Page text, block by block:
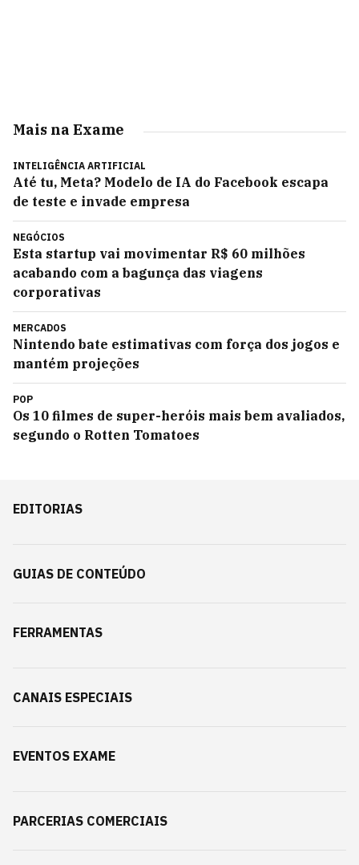
Mais na Exame
INTELIGÊNCIA ARTIFICIAL
Até tu, Meta? Modelo de IA do Facebook escapa
de teste e invade empresa
NEGÓCIOS
Esta startup vai movimentar R$ 60 milhões
acabando com a bagunça das viagens
corporativas
MERCADOS
Nintendo bate estimativas com força dos jogos e
mantém projeções
POP
Os 10 filmes de super-heróis mais bem avaliados,
segundo o Rotten Tomatoes
EDITORIAS
GUIAS DE CONTEÚDO
FERRAMENTAS
CANAIS ESPECIAIS
EVENTOS EXAME
PARCERIAS COMERCIAIS